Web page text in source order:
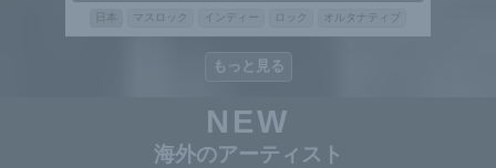
マスロック インディー ロック オルタナティブ
もっと見る
NEW
海外のアーティスト